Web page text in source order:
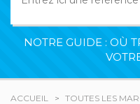
NOTRE GUIDE : OÙ
ACCUEIL TOUTES LES